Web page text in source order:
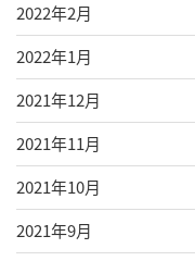
2022年2月
2022年1月
2021年12月
2021年11月
2021年10月
2021年9月